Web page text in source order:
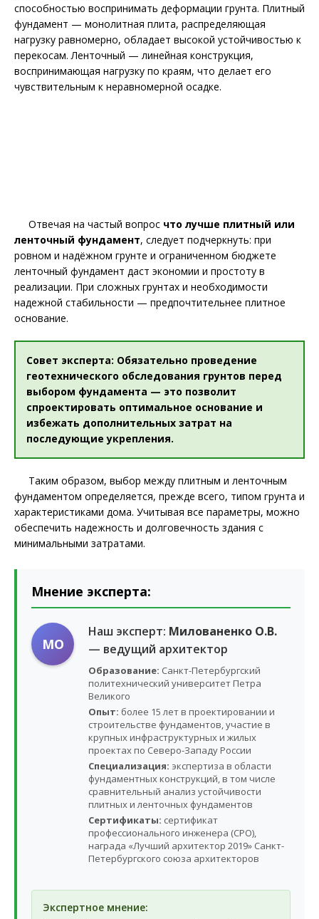
способностью воспринимать деформации грунта. Плитный
фундамент — монолитная плита, распределяющая
нагрузку равномерно, обладает высокой устойчивостью к
перекосам. Ленточный — линейная конструкция,
воспринимающая нагрузку по краям, что делает его
чувствительным к неравномерной осадке.
Отвечая на частый вопрос что лучше плитный или
ленточный фундамент, следует подчеркнуть: при
ровном и надёжном грунте и ограниченном бюджете
ленточный фундамент даст экономии и простоту в
реализации. При сложных грунтах и необходимости
надежной стабильности — предпочтительнее плитное
основание.
Совет эксперта: Обязательно проведение
геотехнического обследования грунтов перед
выбором фундамента — это позволит
спроектировать оптимальное основание и
избежать дополнительных затрат на
последующие укрепления.
Таким образом, выбор между плитным и ленточным
фундаментом определяется, прежде всего, типом грунта и
характеристиками дома. Учитывая все параметры, можно
обеспечить надежность и долговечность здания с
минимальными затратами.
Мнение эксперта:
МО
Наш эксперт: Милованенко О.В.
— ведущий архитектор
Образование: Санкт-Петербургский
политехнический университет Петра
Великого
Опыт: более 15 лет в проектировании и
строительстве фундаментов, участие в
крупных инфраструктурных и жилых
проектах по Северо-Западу России
Специализация: экспертиза в области
фундаментных конструкций, в том числе
сравнительный анализ устойчивости
плитных и ленточных фундаментов
Сертификаты: сертификат
профессионального инженера (СРО),
награда «Лучший архитектор 2019» Санкт-
Петербургского союза архитекторов
Экспертное мнение: